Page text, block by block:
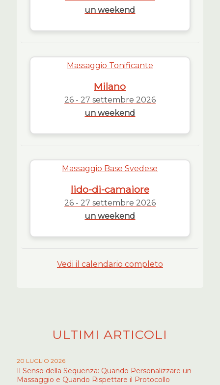
un weekend
Massaggio Tonificante
Milano
26 - 27 settembre 2026
un weekend
Massaggio Base Svedese
lido-di-camaiore
26 - 27 settembre 2026
un weekend
Vedi il calendario completo
ULTIMI ARTICOLI
20 LUGLIO 2026
Il Senso della Sequenza: Quando Personalizzare un
Massaggio e Quando Rispettare il Protocollo